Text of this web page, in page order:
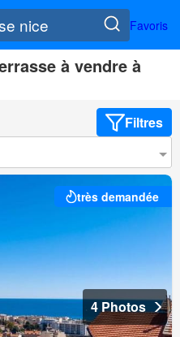
Favoris
à vendre à
Filtres
très demandée
4 Photos